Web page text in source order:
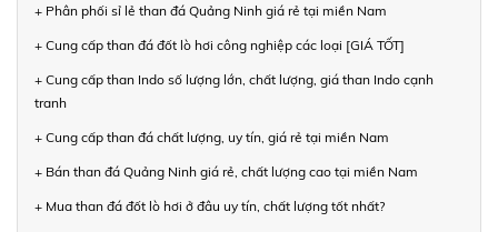
+ Phân phối sỉ lẻ than đá Quảng Ninh giá rẻ tại miền Nam
+ Cung cấp than đá đốt lò hơi công nghiệp các loại [GIÁ TỐT]
+ Cung cấp than Indo số lượng lớn, chất lượng, giá than Indo cạnh
tranh
+ Cung cấp than đá chất lượng, uy tín, giá rẻ tại miền Nam
+ Bán than đá Quảng Ninh giá rẻ, chất lượng cao tại miền Nam
+ Mua than đá đốt lò hơi ở đâu uy tín, chất lượng tốt nhất?